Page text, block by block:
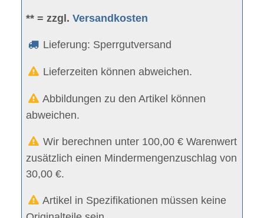
** = zzgl.Versandkosten
Lieferung: Sperrgutversand
Lieferzeiten können abweichen.
Abbildungen zu den Artikel können
abweichen.
Wir berechnen unter 100,00 € Warenwert
zusätzlich einen Mindermengenzuschlag von
30,00 €.
Artikel in Spezifikationen müssen keine